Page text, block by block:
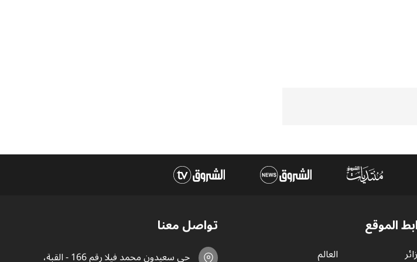
الموقع
العالم
تواصل معنا
حي سعيدون محمد فيلا رقم 166 - القبة،